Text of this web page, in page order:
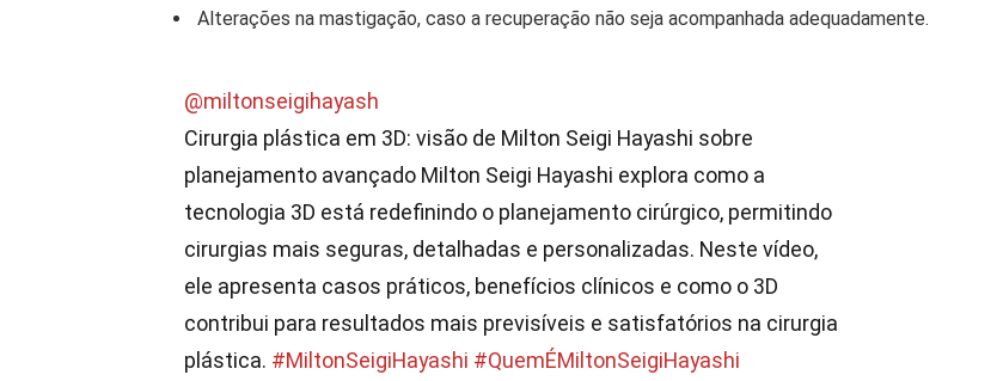
Alterações na mastigação, caso a recuperação não seja acompanhada adequadamente.
@miltonseigihayash
Cirurgia plástica em 3D: visão de Milton Seigi Hayashi sobre
planejamento avançado Milton Seigi Hayashi explora como a
tecnologia 3D está redefinindo o planejamento cirúrgico, permitindo
cirurgias mais seguras, detalhadas e personalizadas. Neste vídeo,
ele apresenta casos práticos, benefícios clínicos e como o 3D
contribui para resultados mais previsíveis e satisfatórios na cirurgia
plástica. #MiltonSeigiHayashi #QuemÉMiltonSeigiHayashi